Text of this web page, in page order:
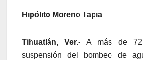
Hipólito Moreno Tapia
Tihuatlán, Ver.- A más de
suspensión del bombeo de